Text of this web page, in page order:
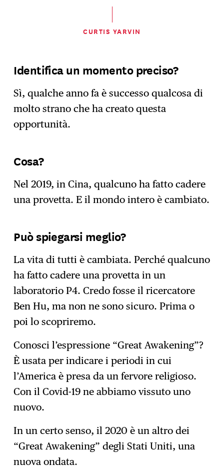
CURTIS YARVIN
Identifica un momento preciso?
Sì, qualche anno fa è successo qualcosa di
molto strano che ha creato questa
opportunità.
Cosa?
Nel 2019, in Cina, qualcuno ha fatto cadere
una provetta. E il mondo intero è cambiato.
Può spiegarsi meglio?
La vita di tutti è cambiata. Perché qualcuno
ha fatto cadere una provetta in un
laboratorio P4. Credo fosse il ricercatore
Ben Hu, ma non ne sono sicuro. Prima o
poi lo scopriremo.
Conosci l’espressione “Great Awakening”?
È usata per indicare i periodi in cui
l’America è presa da un fervore religioso.
Con il Covid-19 ne abbiamo vissuto uno
nuovo.
In un certo senso, il 2020 è un altro dei
“Great Awakening” degli Stati Uniti, una
nuova ondata.